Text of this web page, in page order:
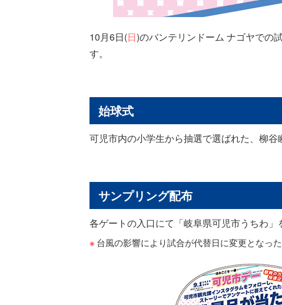
10月6日(日)のバンテリンドーム ナゴヤでの
す。
始球式
可児市内の小学生から抽選で選ばれた、柳
サンプリング配布
各ゲートの入口にて「岐阜県可児市うちわ」
台風の影響により試合が代替日に変更となっ